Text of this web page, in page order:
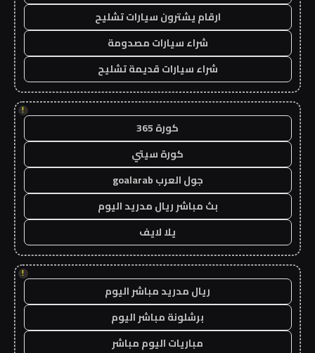
ارقام يشترون سيارات تشليح
شراء سيارات مصدومة
شراء سيارات قديمة تشليح
!
كورة 365
كورة سيتي
جول العرب goalarab
بث مباشر ريال مدريد اليوم
يلا لايف
!
ريال مدريد مباشر اليوم
برشلونة مباشر اليوم
مباريات اليوم مباشر